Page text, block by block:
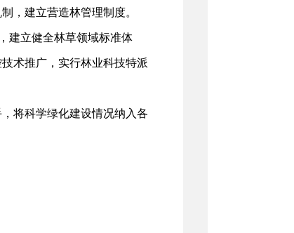
，建立营造林管理制度。
建立健全林草领域标准体
术推广，实行林业科技特派
将科学绿化建设情况纳入各